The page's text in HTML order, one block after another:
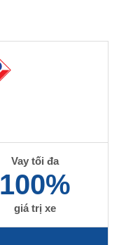
Vay tối đa
100%
giá trị xe